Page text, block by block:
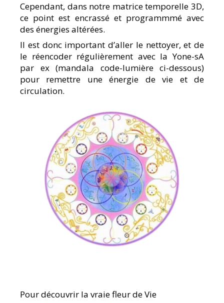
Cependant, dans notre matrice temporelle 3D,
ce point est encrassé et programmmé avec
des énergies altérées.
Il est donc important d’aller le nettoyer, et de
le réencoder régulièrement avec la Yone-sA
par ex (mandala code-lumière ci-dessous)
pour remettre une énergie de vie et de
circulation.
Pour découvrir la vraie fleur de Vie